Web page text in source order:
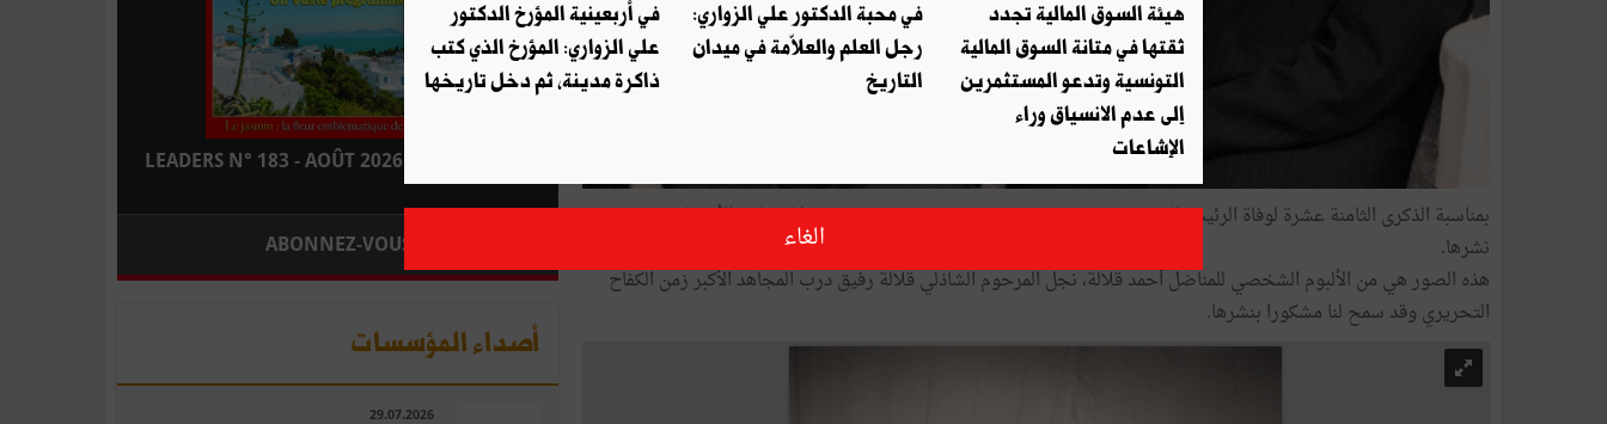
بمناسبة الذكرى الثامنة عشرة لوفاة الرئيس الحبيب بورقيبة، تعرض ليدرز، بصورة حصرية، صورا للمجاهد الأكبر لم يسبق
نشرها.
هذه الصور هي من الألبوم الشخصي للمناضل أحمد قلالة، نجل المرحوم الشاذلي قلالة رفيق درب المجاهد الأكبر زمن الكفاح
التحريري وقد سمح لنا مشكورا بنشرها.
LEADERS N° 183 - AOÛT 2026 : EN KIOSQUE
ABONNEZ-VOUS
أصداء المؤسسات
29.07.2026
هيئة السوق المالية تجدد
ثقتها في متانة السوق المالية
التونسية وتدعو المستثمرين
إلى عدم الانسياق وراء
الإشاعات
في محبة الدكتور علي الزواري:
رجل العلم والعلاّمة في ميدان
التاريخ
في أربعينية المؤرخ الدكتور
علي الزواري: المؤرخ الذي كتب
ذاكرة مدينة، ثم دخل تاريخها
الغاء